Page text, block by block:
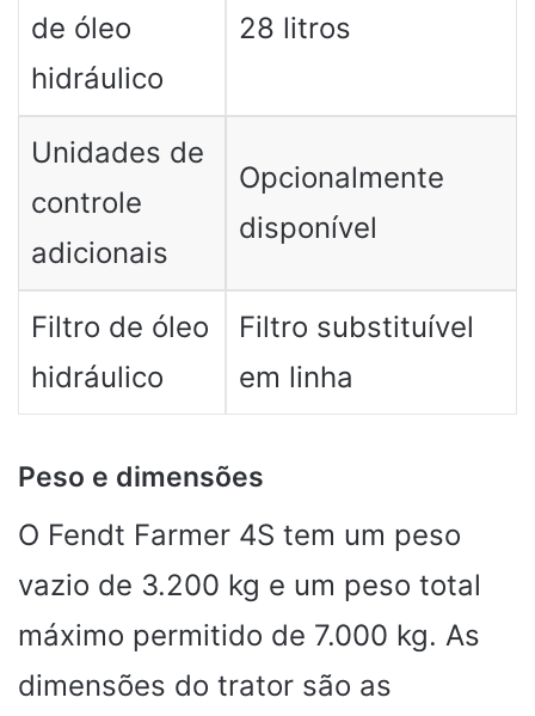
de óleo
hidráulico
28 litros
Unidades de
controle
adicionais
Opcionalmente
disponível
Filtro de óleo
hidráulico
Filtro substituível
em linha
Peso e dimensões
O Fendt Farmer 4S tem um peso
vazio de 3.200 kg e um peso total
máximo permitido de 7.000 kg. As
dimensões do trator são as